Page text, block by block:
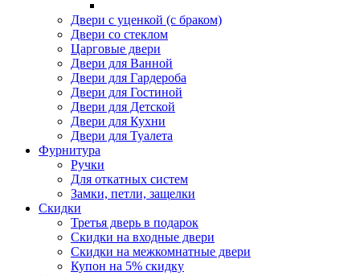
Двери с уценкой (с браком)
Двери со стеклом
Царговые двери
Двери для Ванной
Двери для Гардероба
Двери для Гостиной
Двери для Детской
Двери для Кухни
Двери для Туалета
Фурнитура
Ручки
Для откатных систем
Замки, петли, защелки
Скидки
Третья дверь в подарок
Скидки на входные двери
Скидки на межкомнатные двери
Купон на 5% скидку